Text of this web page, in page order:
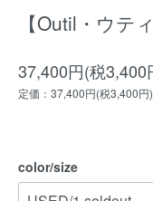
【Outil・ウテ
37,400円(税3,400
定価：37,400円(税3,400円)
color/size